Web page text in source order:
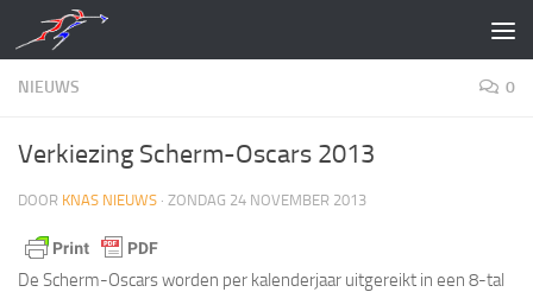
Doorgaan naar inhoud
NIEUWS 0
Verkiezing Scherm-Oscars 2013
DOOR KNAS NIEUWS · ZONDAG 24 NOVEMBER 2013
De Scherm-Oscars worden per kalenderjaar uitgereikt in een 8-tal